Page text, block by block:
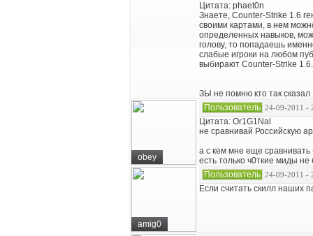
Цитата: phaet0n
Знаете, Counter-Strike 1.6
своими картами, в нем
определенных навыков,
голову, то попадаешь
слабые игроки на любом
выбирают Counter-Strike
ЗЫ не помню кто так сказал
obey
Пользователь 24-09-2011 -
Цитата: Or1G1Nal
не сравнивай Российскую
а с кем мне еще
есть только ч0ткие миды не
amig0
Пользователь 24-09-2011 -
Если считать скилл наших